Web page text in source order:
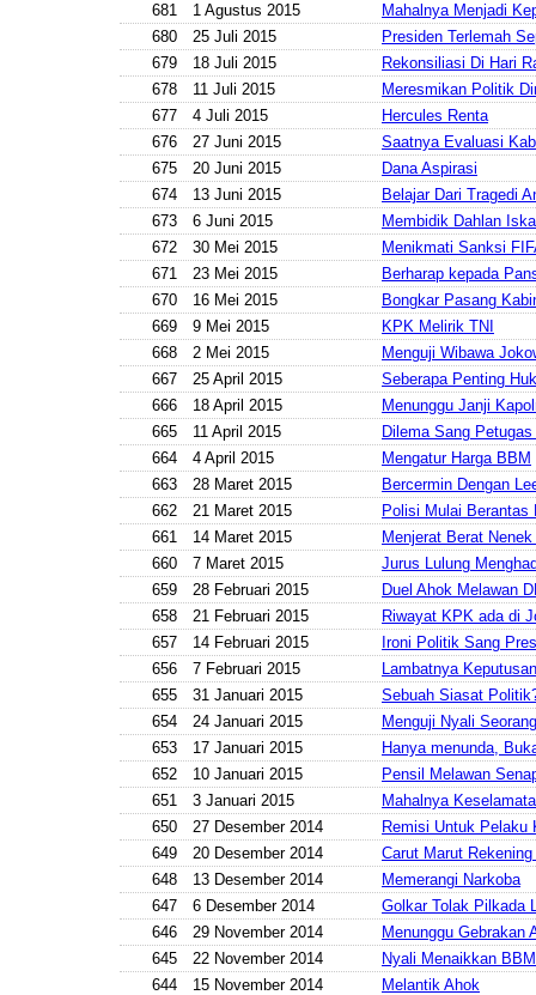
681
1 Agustus 2015
Mahalnya Menjadi
680
25 Juli 2015
Presiden Terlemah
679
18 Juli 2015
Rekonsiliasi Di Hari
678
11 Juli 2015
Meresmikan Politik
677
4 Juli 2015
Hercules Renta
676
27 Juni 2015
Saatnya Evaluasi
675
20 Juni 2015
Dana Aspirasi
674
13 Juni 2015
Belajar Dari Tragedi
673
6 Juni 2015
Membidik Dahlan
672
30 Mei 2015
Menikmati Sanksi
671
23 Mei 2015
Berharap kepada
670
16 Mei 2015
Bongkar Pasang
669
9 Mei 2015
KPK Melirik TNI
668
2 Mei 2015
Menguji Wibawa
667
25 April 2015
Seberapa Penting
666
18 April 2015
Menunggu Janji
665
11 April 2015
Dilema Sang
664
4 April 2015
Mengatur Harga BBM
663
28 Maret 2015
Bercermin Dengan
662
21 Maret 2015
Polisi Mulai Berantas
661
14 Maret 2015
Menjerat Berat
660
7 Maret 2015
Jurus Lulung
659
28 Februari 2015
Duel Ahok Melawan
658
21 Februari 2015
Riwayat KPK ada di
657
14 Februari 2015
Ironi Politik Sang
656
7 Februari 2015
Lambatnya
655
31 Januari 2015
Sebuah Siasat
654
24 Januari 2015
Menguji Nyali
653
17 Januari 2015
Hanya menunda,
652
10 Januari 2015
Pensil Melawan
651
3 Januari 2015
Mahalnya
650
27 Desember 2014
Remisi Untuk Pelaku
649
20 Desember 2014
Carut Marut
648
13 Desember 2014
Memerangi Narkoba
647
6 Desember 2014
Golkar Tolak Pilkada
646
29 November 2014
Menunggu Gebrakan
645
22 November 2014
Nyali Menaikkan BBM
644
15 November 2014
Melantik Ahok